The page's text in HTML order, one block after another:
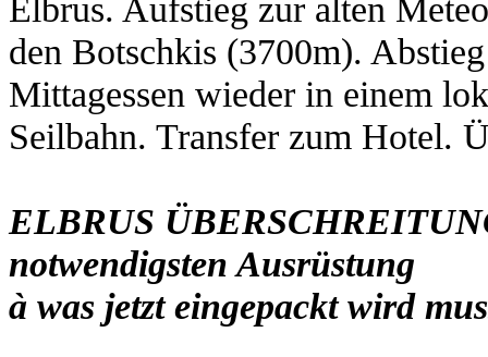
Elbrus. Aufstieg zur alten
den Botschkis (3700m).
Mittagessen wieder in einem
Seilbahn. Transfer zum Hotel.
ELBRUS
notwendigsten Ausrüstung
à was jetzt eingepackt wird